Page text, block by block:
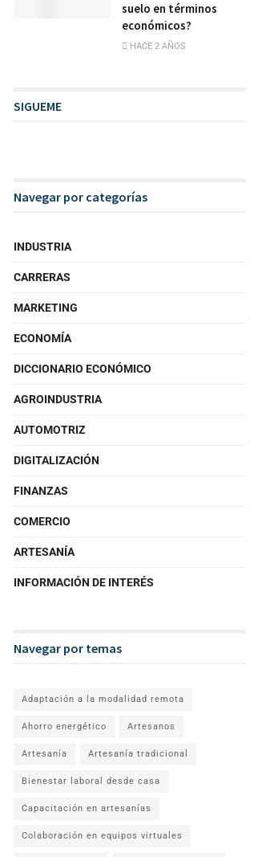
suelo en términos
económicos?
HACE 2 AÑOS
SIGUEME
Navegar por categorías
INDUSTRIA
CARRERAS
MARKETING
ECONOMÍA
DICCIONARIO ECONÓMICO
AGROINDUSTRIA
AUTOMOTRIZ
DIGITALIZACIÓN
FINANZAS
COMERCIO
ARTESANÍA
INFORMACIÓN DE INTERÉS
Navegar por temas
Adaptación a la modalidad remota
Ahorro energético Artesanos
Artesanía Artesanía tradicional
Bienestar laboral desde casa
Capacitación en artesanías
Colaboración en equipos virtuales